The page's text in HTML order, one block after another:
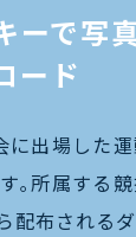
ーで写
ード
に出場した
｡所属する
配布される